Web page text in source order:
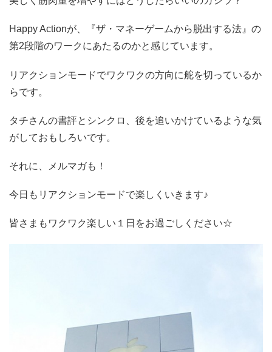
Happy Actionが、『ザ・マネーゲームから脱出する法』の
第2段階のワークにあたるのかと感じています。
リアクションモードでワクワクの方向に舵を切っているか
らです。
タチさんの書評とシンクロ、後を追いかけているような気
がしておもしろいです。
それに、メルマガも！
今日もリアクションモードで楽しくいきます♪
皆さまもワクワク楽しい１日をお過ごしください☆